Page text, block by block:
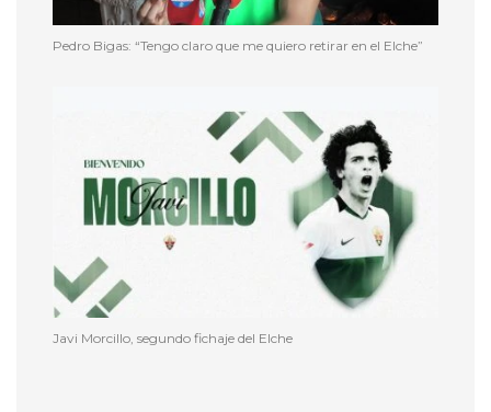
Pedro Bigas: “Tengo claro que me quiero retirar en el Elche”
Javi Morcillo, segundo fichaje del Elche